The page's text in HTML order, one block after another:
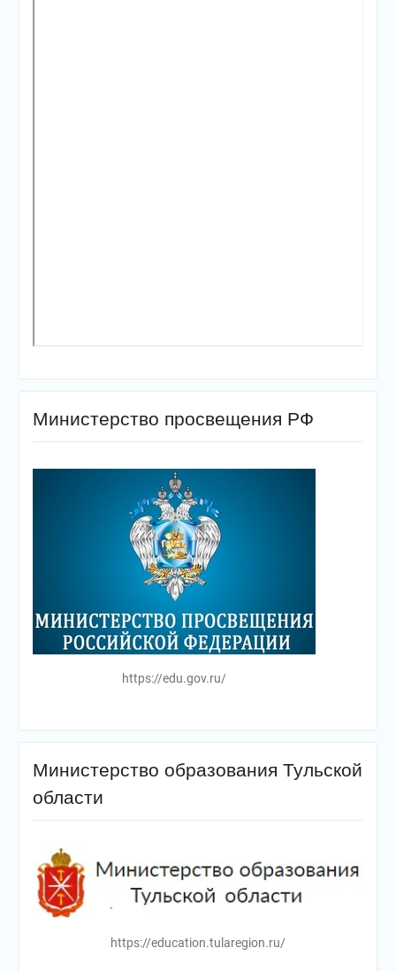
Министерство просвещения РФ
https://edu.gov.ru/
Министерство образования Тульской
области
https://education.tularegion.ru/